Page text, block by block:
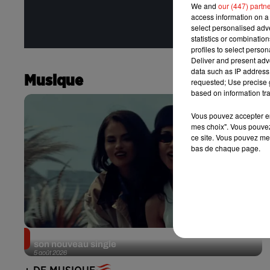
Musique
5 août 2026
Benny Blanco invite Selena Gomez et Becky G sur
son nouveau single
We and our (447)
access information on
select personalised
statistics or
profiles to select
Deliver and present
data such as IP
requested; Use precise
based on information
Vous pouvez accepter
mes choix". Vous
ce site. Vous pouvez
bas de chaque page.